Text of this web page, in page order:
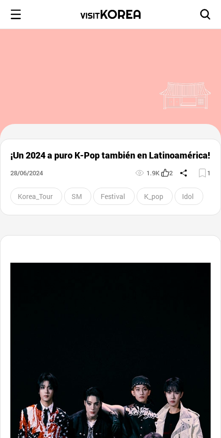
¡Un 2024 a puro K-Pop también en Latinoamérica!
28/06/2024 1.9K 2 1
Korea_Tour SM Festival K_pop Idol